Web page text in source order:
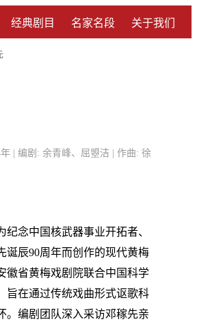
经典剧目 名家名段 关于我们
| 编剧: 余青峰、屈曌洁 | 作曲: 徐
纪念中国核武器事业开拓者、
诞辰90周年而创作的现代黄梅
徽省黄梅戏剧院联合中国科学
旨在通过传统戏曲形式讴歌科
。编剧团队深入采访邓稼先亲